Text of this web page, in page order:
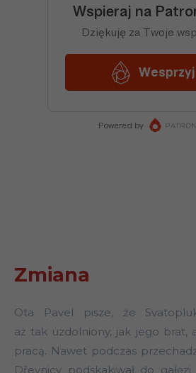
Zmiana
Ota Pavel pisze, że
aż tak uzdolniony, jak jego brat,
pracą. Nawet podczas
Dřevnicy podskakiwał do gałęzi